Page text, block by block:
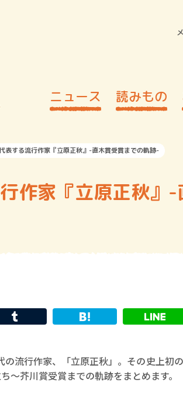
ニュース 読みもの
表する流行作家『立原正秋』-直木賞受賞までの軌跡-
作家『立原正秋』-
流行作家、「立原正秋」。その史上初
〜芥川賞受賞までの軌跡をまとめます。